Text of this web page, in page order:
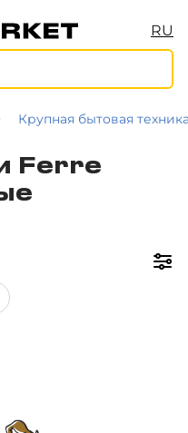
RU
Крупная бытовая
Ferre